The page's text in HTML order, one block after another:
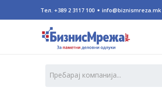
Тел. +389 2 3117 100 info@biznismreza.mk
Пребарај компанија...